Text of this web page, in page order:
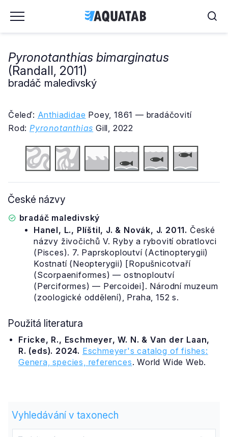
Pyronotanthias bimarginatus
(Randall, 2011)
bradáč maledivský
Čeleď: Anthiadidae Poey, 1861 — bradáčovití
Rod: Pyronotanthias Gill, 2022
České názvy
bradáč maledivský
Hanel, L., Plíštil, J. & Novák, J. 2011. České
názvy živočichů V. Ryby a rybovití obratlovci
(Pisces). 7. Paprskoploutví (Actinopterygii)
Kostnatí (Neopterygii) [Ropušnicotvaří
(Scorpaeniformes) — ostnoploutví
(Perciformes) — Percoidei]. Národní muzeum
(zoologické oddělení), Praha, 152 s.
Použitá literatura
Fricke, R., Eschmeyer, W. N. & Van der Laan,
R. (eds). 2024. Eschmeyer's catalog of fishes:
Genera, species, references. World Wide Web.
Vyhledávání v taxonech